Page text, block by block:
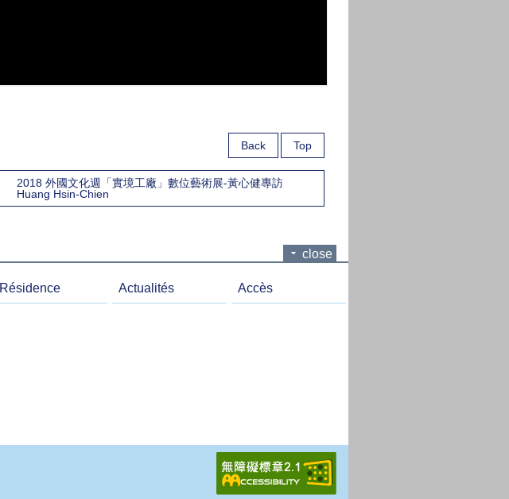
Back Top
2018 外國文化週「實境工廠」數位藝術展-黃心健專訪
Huang Hsin-Chien
close
Résidence Actualités Accès